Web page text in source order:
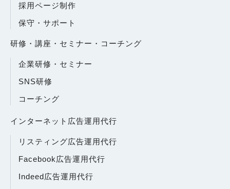
採用ページ制作
保守・サポート
研修・講座・セミナー・コーチング
企業研修・セミナー
SNS研修
コーチング
インターネット広告運用代行
リスティング広告運用代行
Facebook広告運用代行
Indeed広告運用代行